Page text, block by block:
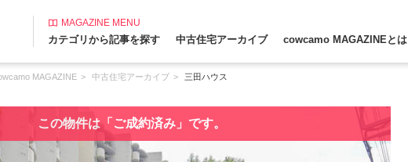
MAGAZINE MENU
カテゴリから記事を探す 中古住宅アーカイブ cowcamo MAGAZINEとは
MAGAZINE 中古住宅アーカイブ 三田ハウス
この物件は「ご成約済み」です。